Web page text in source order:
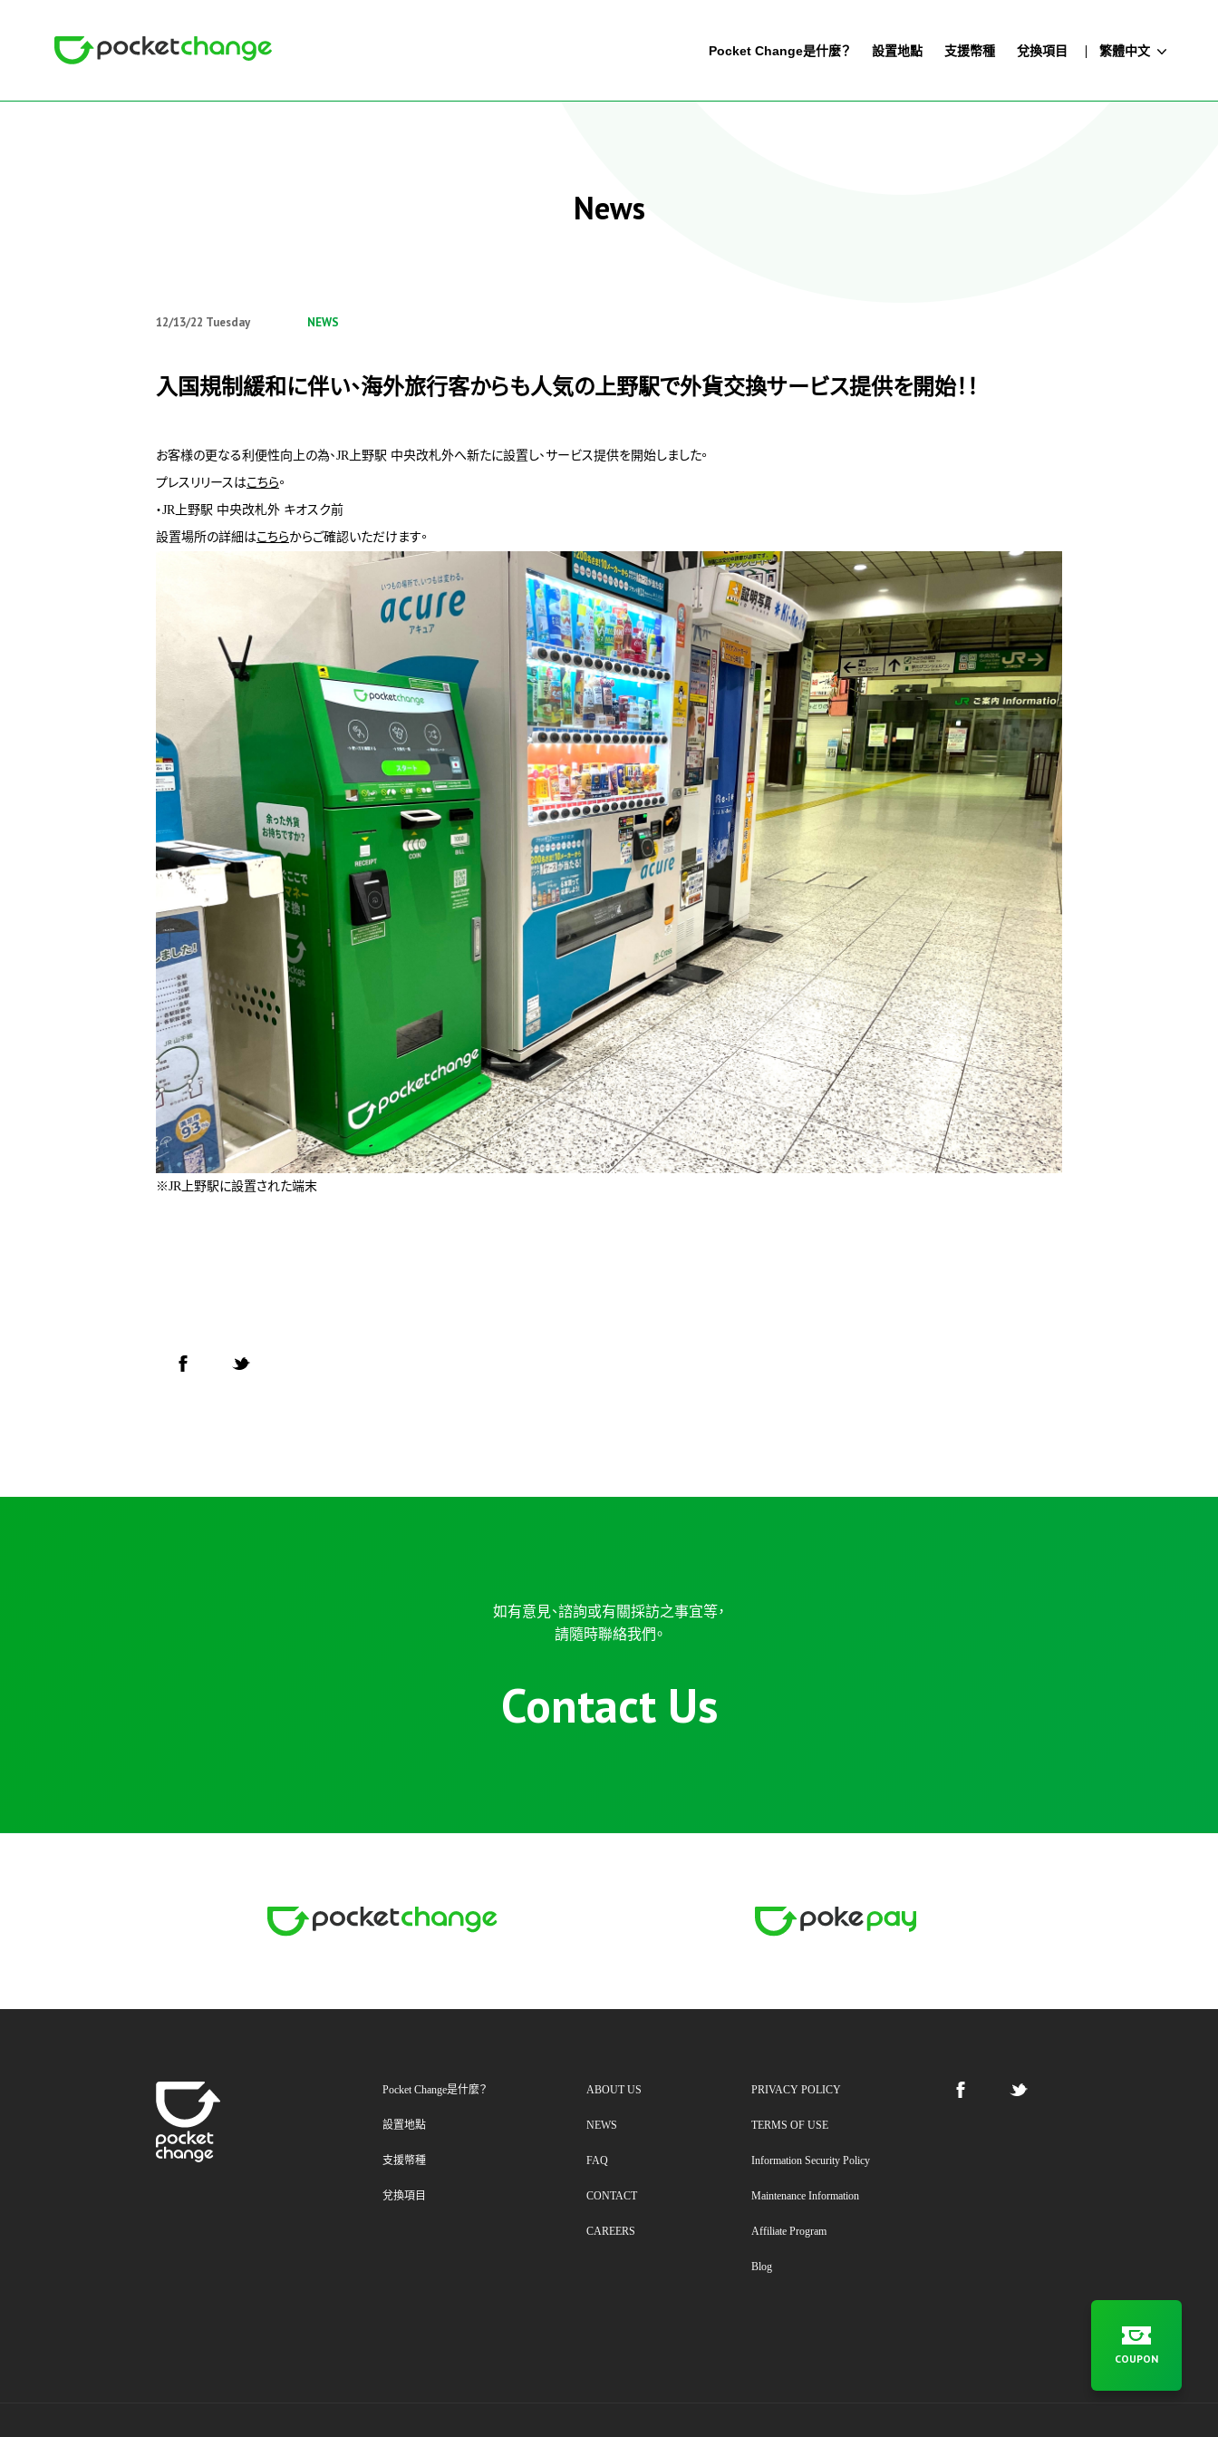
Pocket Change是什麼？ 設置地點 支援幣種 兌換項目 繁體中文
News
12/13/22 Tuesday NEWS
入国規制緩和に伴い、海外旅行客からも人気の上野駅で外貨交換サービス提供を開始！！
お客様の更なる利便性向上の為、JR上野駅 中央改札外へ新たに設置し、サービス提供を開始しました。
プレスリリースはこちら。
・JR上野駅 中央改札外 キオスク前
設置場所の詳細はこちらからご確認いただけます。
※JR上野駅に設置された端末
如有意見、諮詢或有關採訪之事宜等，
請隨時聯絡我們。
Contact Us
Pocket Change是什麼？
設置地點
支援幣種
兌換項目
ABOUT US
NEWS
FAQ
CONTACT
CAREERS
PRIVACY POLICY
TERMS OF USE
Information Security Policy
Maintenance Information
Affiliate Program
Blog
COUPON